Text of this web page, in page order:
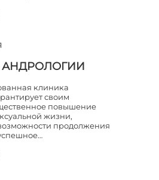
клиника
своим
повышение
жизни,
продолжения